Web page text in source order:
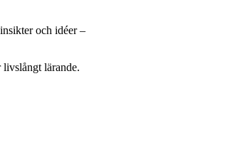
och idéer –
lärande.